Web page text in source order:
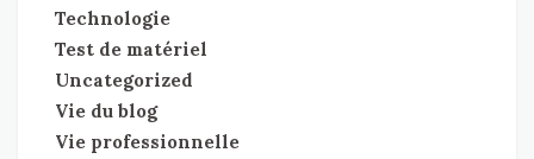
Technologie
Test de matériel
Uncategorized
Vie du blog
Vie professionnelle